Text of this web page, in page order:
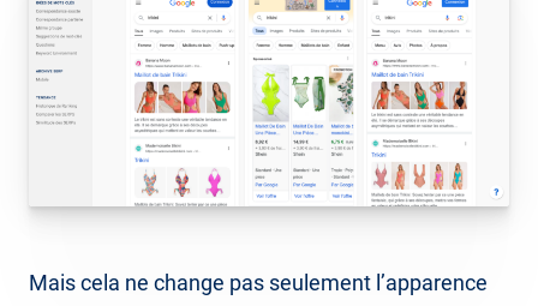
Mais cela ne change pas seulement l’apparence